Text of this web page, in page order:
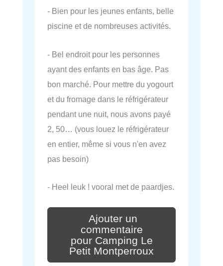
- Bien pour les jeunes enfants, belle
piscine et de nombreuses activités.
- Bel endroit pour les personnes
ayant des enfants en bas âge. Pas
bon marché. Pour mettre du yogourt
et du fromage dans le réfrigérateur
pendant une nuit, nous avons payé
2, 50… (vous louez le réfrigérateur
en entier, même si vous n'en avez
pas besoin)
- Heel leuk ! vooral met de paardjes.
Ajouter un
commentaire
pour Camping Le
Petit Montperroux